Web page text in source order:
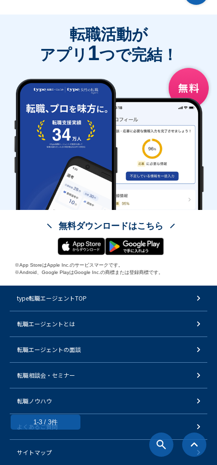
1-3 / 3件
転職活動が
アプリ 1つで完結！
無料ダウンロードはこちら
※App StoreはApple Inc.のサービスマークです。
※Android、Google PlayはGoogle Inc.の商標または登録商標です。
type転職エージェントTOP
転職エージェントとは
転職エージェントの面談
転職相談会・セミナー
転職ノウハウ
よくあるご質問
サイトマップ